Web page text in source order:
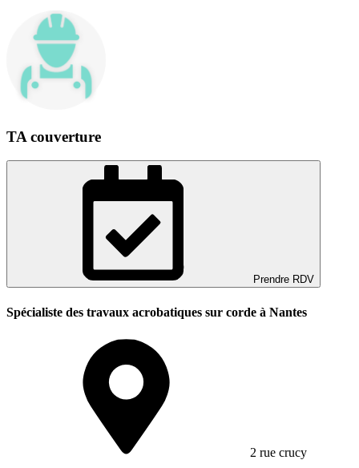
TA couverture
Prendre RDV
Spécialiste des travaux acrobatiques sur corde à Nantes
2 rue crucy